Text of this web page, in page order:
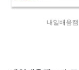
내일배움